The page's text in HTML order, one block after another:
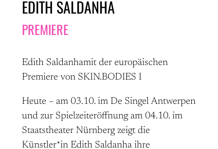
EDITH SALDANHA
PREMIERE
Edith Saldanhamit der europäischen
Premiere von SKIN.BODIES I
Heute – am 03.10. im De Singel Antwerpen
und zur Spielzeiteröffnung am 04.10. im
Staatstheater Nürnberg zeigt die
Künstler*in Edith Saldanha ihre